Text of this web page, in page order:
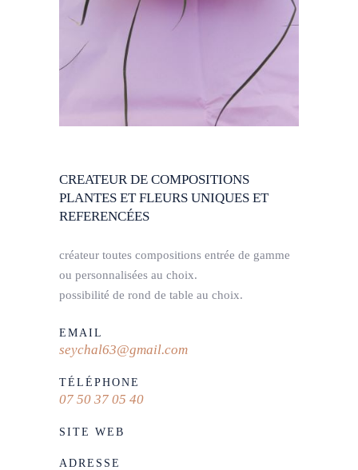
CREATEUR DE COMPOSITIONS
PLANTES ET FLEURS UNIQUES ET
REFERENCÉES
créateur toutes compositions entrée de gamme
ou personnalisées au choix.
possibilité de rond de table au choix.
EMAIL
seychal63@gmail.com
TÉLÉPHONE
07 50 37 05 40
SITE WEB
ADRESSE